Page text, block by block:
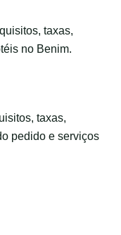
taxas,
no Benim.
taxas,
pedido e serviços